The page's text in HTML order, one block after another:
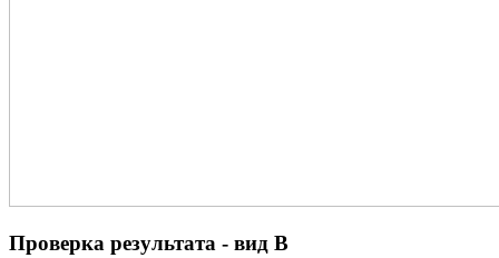
Проверка результата - вид В